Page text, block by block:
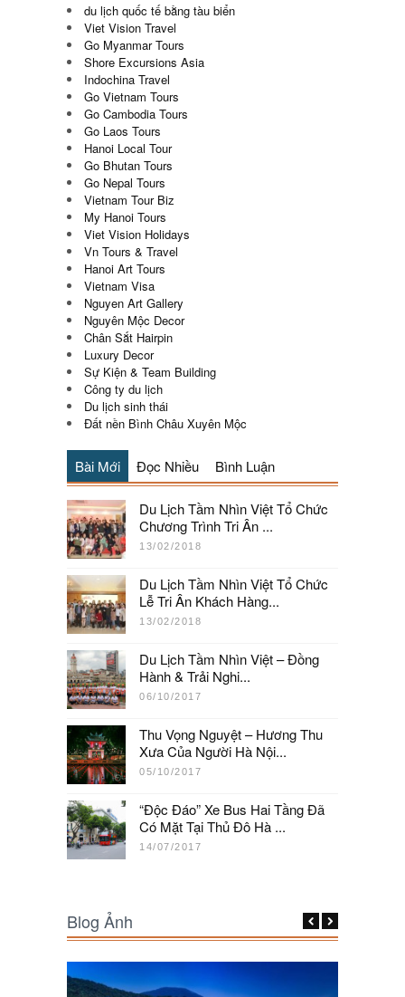
du lịch quốc tế bằng tàu biển
Viet Vision Travel
Go Myanmar Tours
Shore Excursions Asia
Indochina Travel
Go Vietnam Tours
Go Cambodia Tours
Go Laos Tours
Hanoi Local Tour
Go Bhutan Tours
Go Nepal Tours
Vietnam Tour Biz
My Hanoi Tours
Viet Vision Holidays
Vn Tours & Travel
Hanoi Art Tours
Vietnam Visa
Nguyen Art Gallery
Nguyên Mộc Decor
Chân Sắt Hairpin
Luxury Decor
Sự Kiện & Team Building
Công ty du lịch
Du lịch sinh thái
Đất nền Bình Châu Xuyên Mộc
Bài Mới Đọc Nhiều Bình Luận
Du Lịch Tầm Nhìn Việt Tổ Chức
Chương Trình Tri Ân ...
13/02/2018
Du Lịch Tầm Nhìn Việt Tổ Chức
Lễ Tri Ân Khách Hàng...
13/02/2018
Du Lịch Tầm Nhìn Việt – Đồng
Hành & Trải Nghi...
06/10/2017
Thu Vọng Nguyệt – Hương Thu
Xưa Của Người Hà Nội...
05/10/2017
“Độc Đáo” Xe Bus Hai Tầng Đã
Có Mặt Tại Thủ Đô Hà ...
14/07/2017
Blog Ảnh